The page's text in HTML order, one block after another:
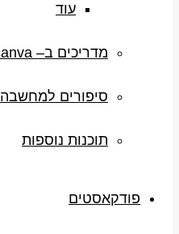
עוד
מדריכים ב– canva
סיפורים למחשבה
תוכנות נוספות
פודקאסטים